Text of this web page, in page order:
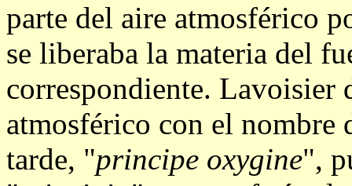
parte del aire atmosférico
se liberaba la materia del
correspondiente. Lavoisier
atmosférico con el nombre
tarde, "principe oxygine",